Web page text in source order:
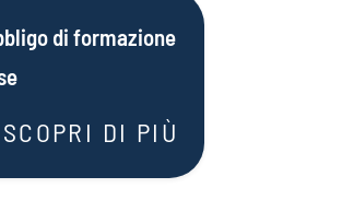
di formazione
SCOPRI DI PIÙ